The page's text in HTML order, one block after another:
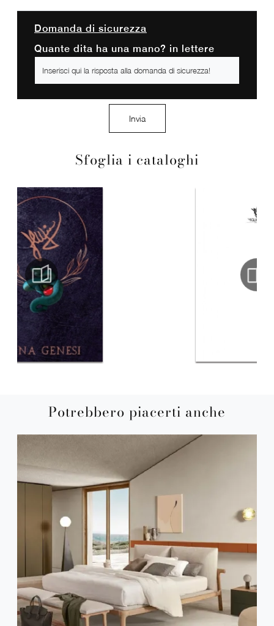
Sfoglia i cataloghi
Domanda di sicurezza
Quante dita ha una mano? in lettere
Invia
Potrebbero piacerti anche